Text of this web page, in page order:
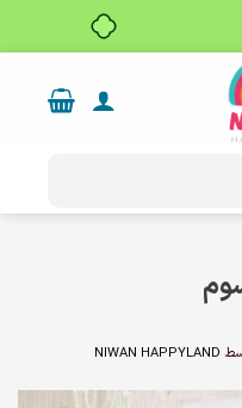
NIWAN HAPPYLAND